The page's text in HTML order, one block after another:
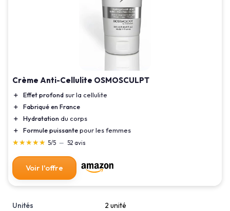
Crème Anti-Cellulite OSMOSCULPT
＋ Effet profond sur la cellulite
＋
Fabriqué en France
＋
Hydratationdu corps
＋
Formule puissantepour les femmes
★★★★★
★★★★★ 5/5 — 52 avis
Voir l'offre
Unités
‎2 unité